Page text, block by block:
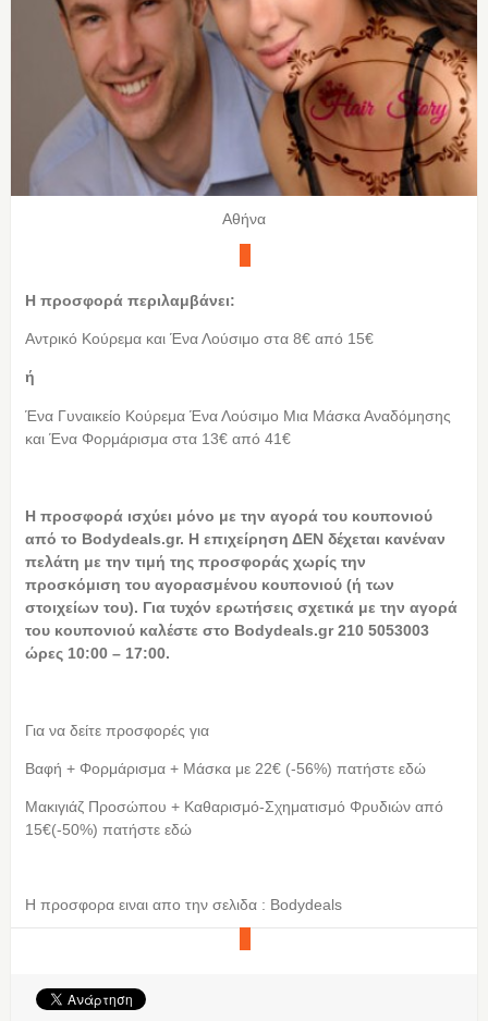
Αθήνα
Η προσφορά περιλαμβάνει:
Αντρικό Κούρεμα και Ένα Λούσιμο στα 8€ από 15€
ή
Ένα Γυναικείο Κούρεμα Ένα Λούσιμο Μια Μάσκα Αναδόμησης
και Ένα Φορμάρισμα στα 13€ από 41€
Η προσφορά ισχύει μόνο με την αγορά του κουπονιού
από το Bodydeals.gr. Η επιχείρηση ΔΕΝ δέχεται κανέναν
πελάτη με την τιμή της προσφοράς χωρίς την
προσκόμιση του αγορασμένου κουπονιού (ή των
στοιχείων του). Για τυχόν ερωτήσεις σχετικά με την αγορά
του κουπονιού καλέστε στο Bodydeals.gr 210 5053003
ώρες 10:00 – 17:00.
Για να δείτε προσφορές για
Βαφή + Φορμάρισμα + Μάσκα με 22€ (-56%) πατήστε εδώ
Μακιγιάζ Προσώπου + Καθαρισμό-Σχηματισμό Φρυδιών από
15€(-50%) πατήστε εδώ
Η προσφορα ειναι απο την σελιδα : Bodydeals